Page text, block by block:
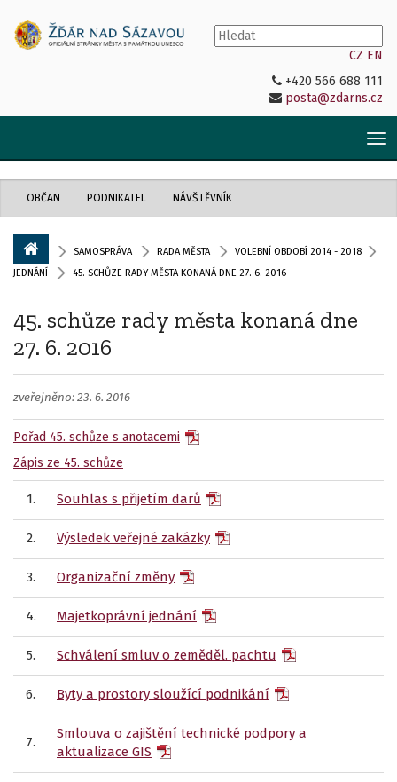
CZ EN
+420 566 688 111
posta@zdarns.cz
OBČAN PODNIKATEL NÁVŠTĚVNÍK
SAMOSPRÁVA RADA MĚSTA
VOLEBNÍ OBDOBÍ 2014 - 2018
JEDNÁNÍ
45. SCHŮZE RADY MĚSTA KONANÁ DNE 27. 6. 2016
45. schůze rady města konaná dne
27. 6. 2016
zveřejněno: 23. 6. 2016
Pořad 45. schůze s anotacemi
Zápis ze 45. schůze
1. Souhlas s přijetím darů
2. Výsledek veřejné zakázky
3. Organizační změny
4. Majetkoprávní jednání
5. Schválení smluv o zeměděl. pachtu
6. Byty a prostory sloužící podnikání
7.
Smlouva o zajištění technické podpory a
aktualizace GIS